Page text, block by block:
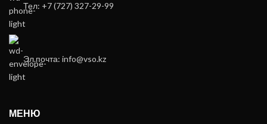
Тел: +7 (727) 327-29-99
Эл.почта: info@vso.kz
МЕНЮ